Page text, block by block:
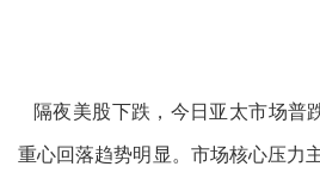
隔夜美股下跌，今日亚太市场普
重心回落趋势明显。市场核心压力